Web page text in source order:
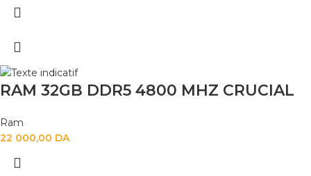
RAM 32GB DDR5 4800 MHZ CRUCIAL
Ram
22 000,00 DA